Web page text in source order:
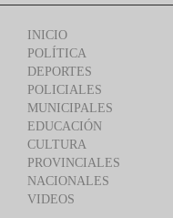
INICIO
POLÍTICA
DEPORTES
POLICIALES
MUNICIPALES
EDUCACIÓN
CULTURA
PROVINCIALES
NACIONALES
VIDEOS